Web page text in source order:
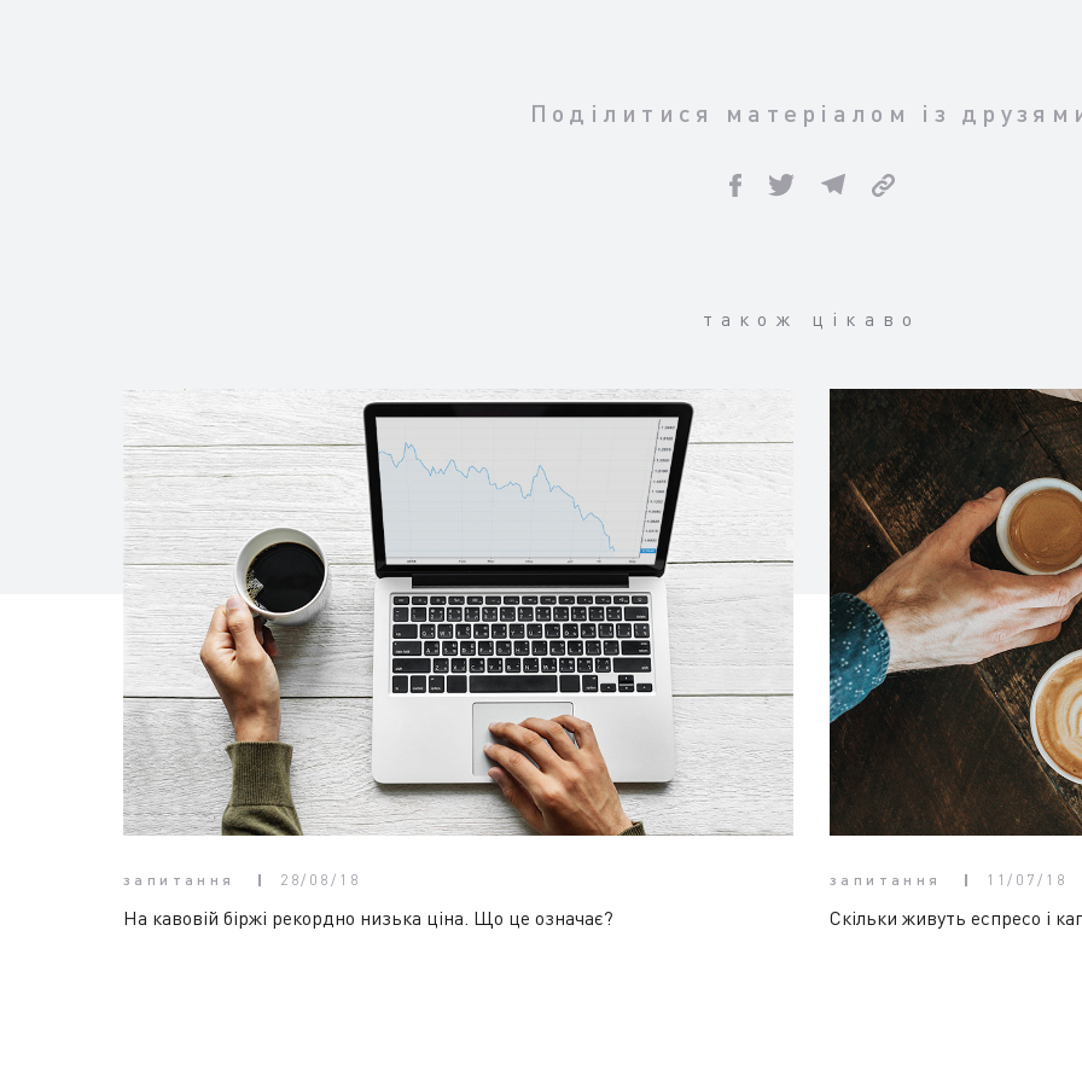
Поділитися матеріалом із
також цікаво
запитання 28/08/18
На кавовій біржі рекордно низька ціна. Що це означає?
запитання 11/07/18
Скільки живуть еспресо і